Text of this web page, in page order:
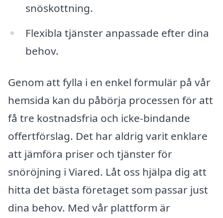
snöskottning.
Flexibla tjänster anpassade efter dina
behov.
Genom att fylla i en enkel formulär på vår
hemsida kan du påbörja processen för att
få tre kostnadsfria och icke-bindande
offertförslag. Det har aldrig varit enklare
att jämföra priser och tjänster för
snöröjning i Viared. Låt oss hjälpa dig att
hitta det bästa företaget som passar just
dina behov. Med vår plattform är